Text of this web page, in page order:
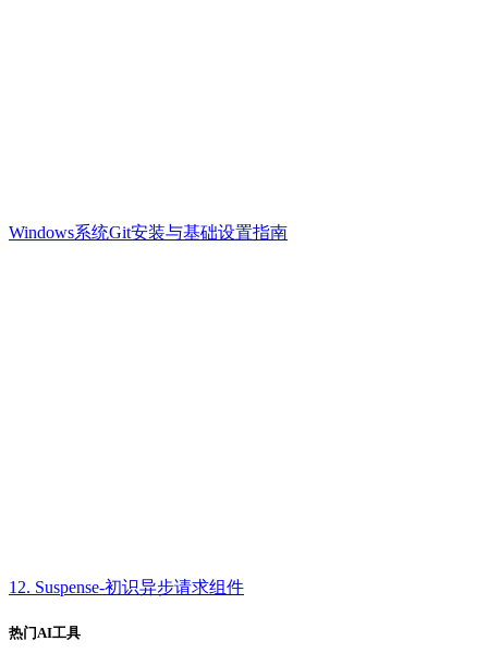
Windows系统Git安装与基础设置指南
12. Suspense-初识异步请求组件
热门AI工具